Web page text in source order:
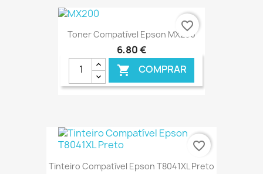
€ ONLINE
Toner Compatível Epson MX200
6,80 €
 COMPRAR
€ ONLINE
favorite_border
Tinteiro Compatível Epson T8041XL Preto
favorite_border